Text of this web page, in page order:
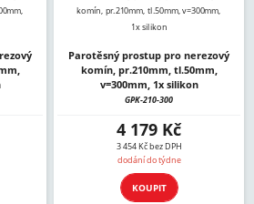
Parotěsný prostup pro nerezový
komín, pr.210mm, tl.50mm,
v=300mm, 1x silikon
GPK-210-300
4 179 Kč
3 454 Kč bez DPH
dodání do týdne
KOUPIT